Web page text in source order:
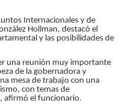
Internacionales y de
Hollman, destacó el
y las posibilidades de
una reunión muy importante
de la gobernadora y
mesa de trabajo con una
con temas de
afirmó el funcionario.